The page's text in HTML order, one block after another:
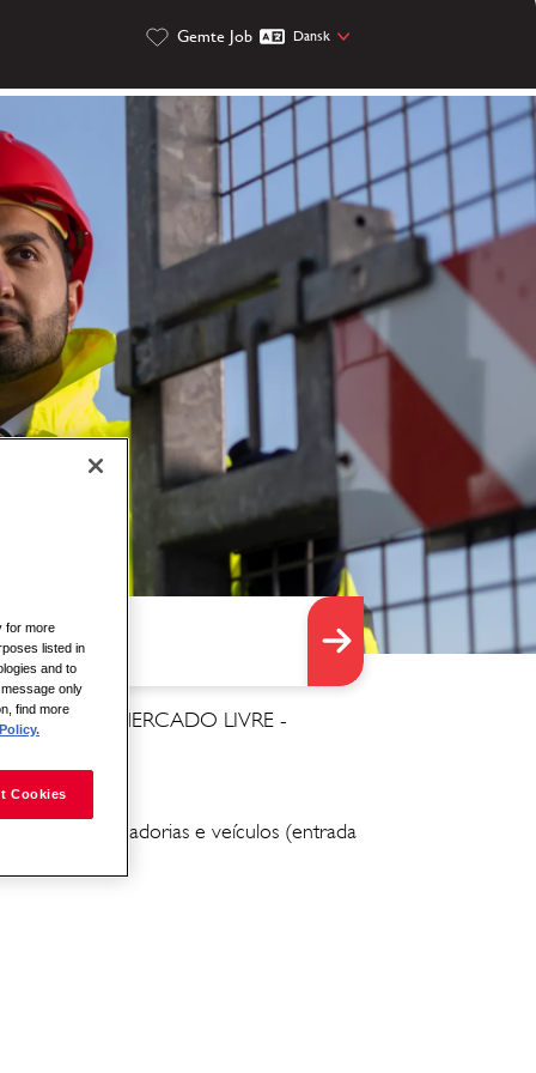
Gemte Job Dansk
empresa MERCADO LIVRE -
mercadorias e veículos (entrada
for more
listed in
and to
only
find more
Cookies